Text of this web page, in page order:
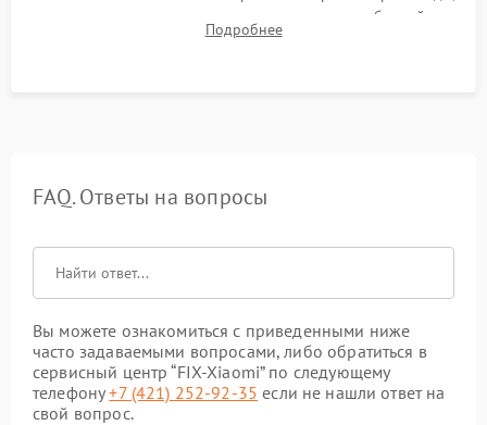
корректности слива, отсутствия излишних вибраций,
посторонних стуков и протечек под корпусом.
Подробнее
FAQ. Ответы на вопросы
Вы можете ознакомиться с приведенными ниже
часто задаваемыми вопросами, либо обратиться в
сервисный центр “FIX-Xiaomi” по следующему
телефону+7 (421) 252-92-35 если не нашли ответ на
свой вопрос.